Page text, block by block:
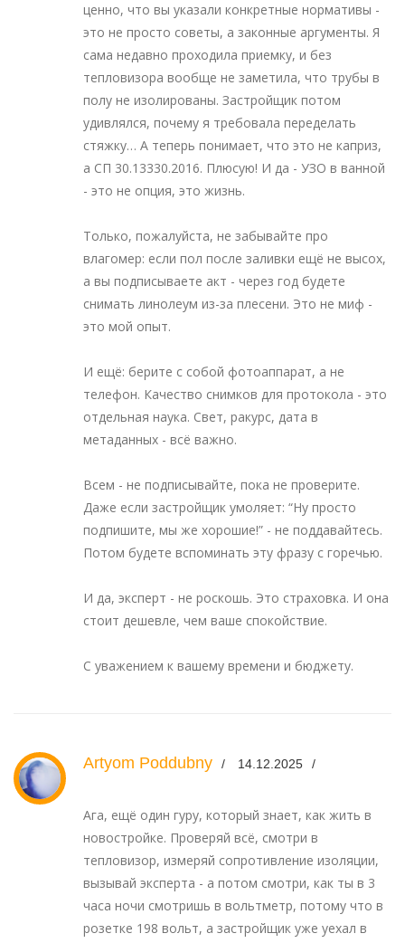
ценно, что вы указали конкретные нормативы -
это не просто советы, а законные аргументы. Я
сама недавно проходила приемку, и без
тепловизора вообще не заметила, что трубы в
полу не изолированы. Застройщик потом
удивлялся, почему я требовала переделать
стяжку… А теперь понимает, что это не каприз,
а СП 30.13330.2016. Плюсую! И да - УЗО в ванной
- это не опция, это жизнь.
Только, пожалуйста, не забывайте про
влагомер: если пол после заливки ещё не высох,
а вы подписываете акт - через год будете
снимать линолеум из-за плесени. Это не миф -
это мой опыт.
И ещё: берите с собой фотоаппарат, а не
телефон. Качество снимков для протокола - это
отдельная наука. Свет, ракурс, дата в
метаданных - всё важно.
Всем - не подписывайте, пока не проверите.
Даже если застройщик умоляет: “Ну просто
подпишите, мы же хорошие!” - не поддавайтесь.
Потом будете вспоминать эту фразу с горечью.
И да, эксперт - не роскошь. Это страховка. И она
стоит дешевле, чем ваше спокойствие.
С уважением к вашему времени и бюджету.
Artyom Poddubny 14.12.2025
Ага, ещё один гуру, который знает, как жить в
новостройке. Проверяй всё, смотри в
тепловизор, измеряй сопротивление изоляции,
вызывай эксперта - а потом смотри, как ты в 3
часа ночи смотришь в вольтметр, потому что в
розетке 198 вольт, а застройщик уже уехал в